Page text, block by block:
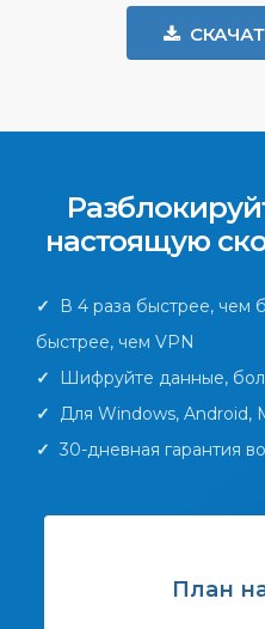
настоящую
✓
В 4 раза быстрее, чем
быстрее, чем VPN
✓
Шифруйте данные,
✓
Для Windows, Android,
✓ 30-дневная гарантия
План